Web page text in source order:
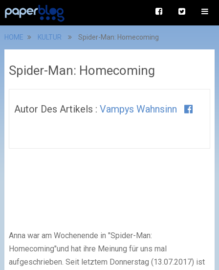
HOME KULTUR Spider-Man: Homecoming
Spider-Man: Homecoming
Autor Des Artikels : Vampys Wahnsinn
Anna war am Wochenende in "Spider-Man:
Homecoming"und hat ihre Meinung für uns mal
aufgeschrieben. Seit letztem Donnerstag (13.07.2017) ist